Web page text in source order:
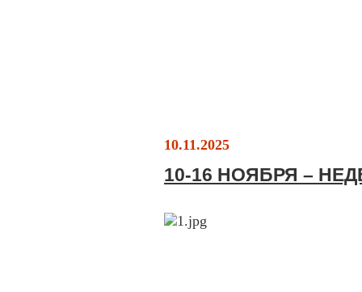
10.11.2025
10-16 НОЯБРЯ –